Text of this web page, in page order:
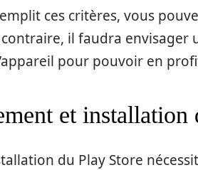
ces critères, vous
contraire, il faudra
pour pouvoir en
et
du Play Store